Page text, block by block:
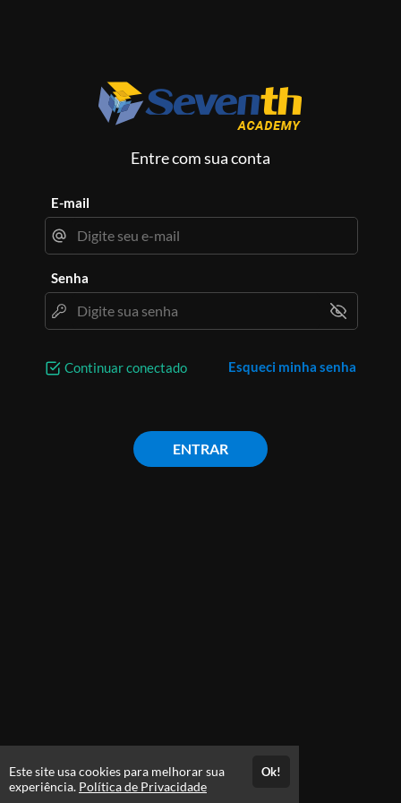
Entre com sua conta
E-mail
Senha
Continuar conectado Esqueci minha senha
ENTRAR
Este site usa cookies para melhorar sua
experiência. Política de Privacidade
Ok!